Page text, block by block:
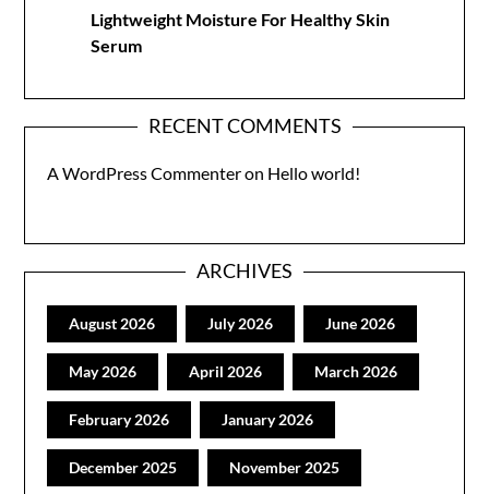
Lightweight Moisture For Healthy Skin
Serum
RECENT COMMENTS
A WordPress Commenteron Hello world!
ARCHIVES
August 2026 July 2026 June 2026
May 2026 April 2026 March 2026
February 2026 January 2026
December 2025 November 2025